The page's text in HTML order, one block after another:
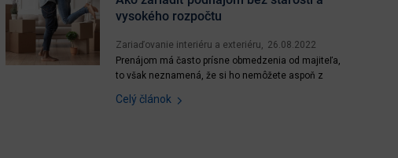
vysokého rozpočtu
Zariaďovanie interiéru a exteriéru
26.08.2022
Prenájom má často prísne obmedzenia od majiteľa,
to však neznamená, že si ho nemôžete aspoň z
veľmi ovplyvňuje to, ako sa cítite. Poďte sa
Celý článok